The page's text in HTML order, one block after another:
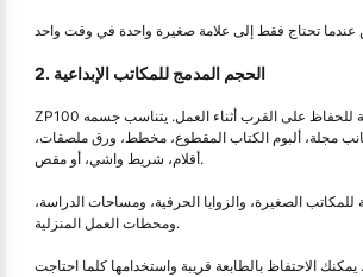
2. الحجم المدمج للمكاتب الإبداعية
ZP100 صغير بما فيه الكفاية للحفاظ على القرب أثناء العمل. يتناسب جسمه
مجلة، ألبوم الكتاب المقطوع، مخطط، ورق ملصقات،
أقلام، شريط واشي، أو مقص.
للمكاتب الصغيرة، والزوايا الحرفية، ومساحات الدراسة،
ومحطات العمل المنزلية.
يمكنك الاحتفاظ بالطابعة قريبة واستخدامها كلما احتاجت